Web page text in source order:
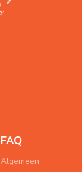
FAQ
Algemeen